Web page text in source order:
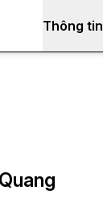
Thông tin